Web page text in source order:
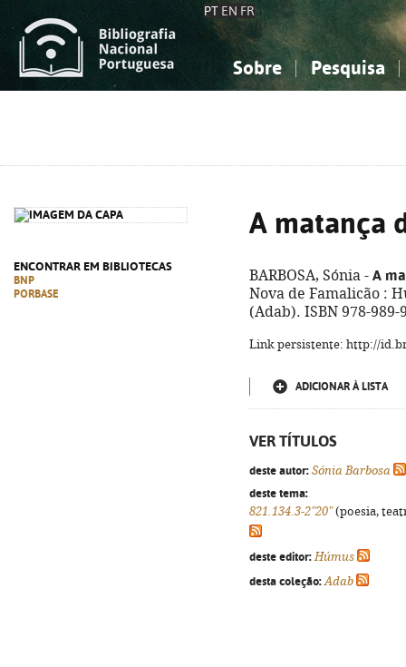
PT EN FR
Sobre Pesquisa
ENCONTRAR EM BIBLIOTECAS
BNP
PORBASE
A matança
BARBOSA, Sónia - A
Nova de Famalicão :
(Adab). ISBN 978-989-
Link persistente: http://
ADICIONAR À LISTA
VER TÍTULOS
deste autor: Sónia Barbosa
deste tema:
821.134.3-2"20"(poesia,
deste editor: Húmus
desta coleção: Adab